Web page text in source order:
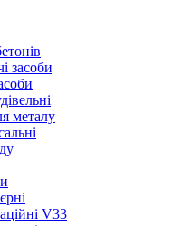
засоби
металу
V33